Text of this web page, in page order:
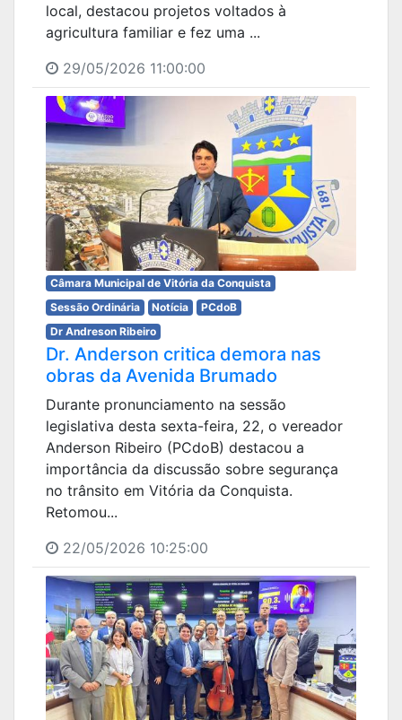
local, destacou projetos voltados à
agricultura familiar e fez uma ...
29/05/2026 11:00:00
Câmara Municipal de Vitória da Conquista
Sessão Ordinária
Notícia
PCdoB
Dr Andreson Ribeiro
Dr. Anderson critica demora nas
obras da Avenida Brumado
Durante pronunciamento na sessão
legislativa desta sexta-feira, 22, o vereador
Anderson Ribeiro (PCdoB) destacou a
importância da discussão sobre segurança
no trânsito em Vitória da Conquista.
Retomou...
22/05/2026 10:25:00